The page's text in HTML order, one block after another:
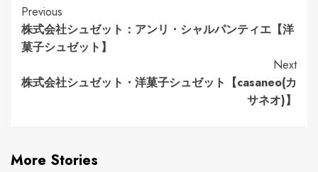
Continue
Reading
Previous
株式会社シュゼット：アンリ・シャルパンティエ【洋
菓子シュゼット】
Next
株式会社シュゼット・洋菓子シュゼット【casaneo(カ
サネオ)】
More Stories